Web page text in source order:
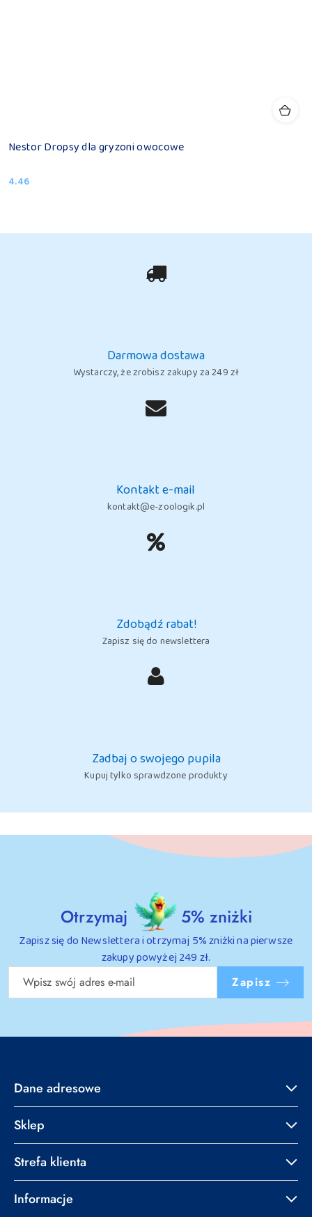
Nestor Dropsy dla gryzoni owocowe
Cena:
4.46
Darmowa dostawa
Wystarczy, że zrobisz zakupy za 249 zł
Kontakt e-mail
kontakt@e-zoologik.pl
Zdobądź rabat!
Zapisz się do newslettera
Zadbaj o swojego pupila
Kupuj tylko sprawdzone produkty
Otrzymaj 5% zniżki
Zapisz się do Newslettera i otrzymaj 5% zniżki na pierwsze
zakupy powyżej 249 zł.
Zapisz
Dane adresowe
Sklep
Strefa klienta
Informacje